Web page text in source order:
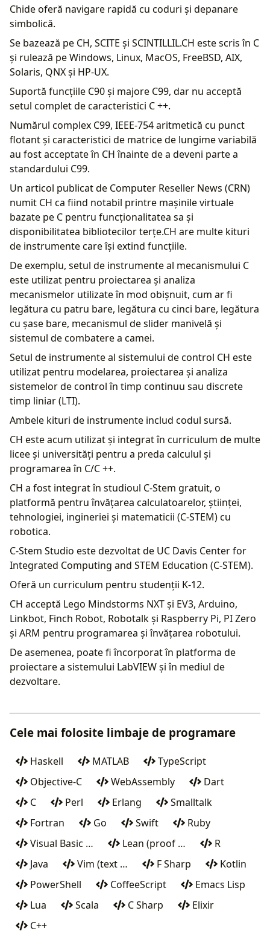
Chide oferă navigare rapidă cu coduri și depanare
simbolică.
Se bazează pe CH, SCITE și SCINTILLIL.CH este scris în C
și rulează pe Windows, Linux, MacOS, FreeBSD, AIX,
Solaris, QNX și HP-UX.
Suportă funcțiile C90 și majore C99, dar nu acceptă
setul complet de caracteristici C ++.
Numărul complex C99, IEEE-754 aritmetică cu punct
flotant și caracteristici de matrice de lungime variabilă
au fost acceptate în CH înainte de a deveni parte a
standardului C99.
Un articol publicat de Computer Reseller News (CRN)
numit CH ca fiind notabil printre mașinile virtuale
bazate pe C pentru funcționalitatea sa și
disponibilitatea bibliotecilor terțe.CH are multe kituri
de instrumente care își extind funcțiile.
De exemplu, setul de instrumente al mecanismului C
este utilizat pentru proiectarea și analiza
mecanismelor utilizate în mod obișnuit, cum ar fi
legătura cu patru bare, legătura cu cinci bare, legătura
cu șase bare, mecanismul de slider manivelă și
sistemul de combatere a camei.
Setul de instrumente al sistemului de control CH este
utilizat pentru modelarea, proiectarea și analiza
sistemelor de control în timp continuu sau discrete
timp liniar (LTI).
Ambele kituri de instrumente includ codul sursă.
CH este acum utilizat și integrat în curriculum de multe
licee și universități pentru a preda calculul și
programarea în C/C ++.
CH a fost integrat în studioul C-Stem gratuit, o
platformă pentru învățarea calculatoarelor, științei,
tehnologiei, ingineriei și matematicii (C-STEM) cu
robotica.
C-Stem Studio este dezvoltat de UC Davis Center for
Integrated Computing and STEM Education (C-STEM).
Oferă un curriculum pentru studenții K-12.
CH acceptă Lego Mindstorms NXT și EV3, Arduino,
Linkbot, Finch Robot, Robotalk și Raspberry Pi, PI Zero
și ARM pentru programarea și învățarea robotului.
De asemenea, poate fi încorporat în platforma de
proiectare a sistemului LabVIEW și în mediul de
dezvoltare.
Cele mai folosite limbaje de programare
Haskell MATLAB
TypeScript
Objective-C
WebAssembly
Dart
C
Perl Erlang
Smalltalk
Fortran
Go Swift
Ruby
Visual Basic …
Lean (proof …
R
Java
Vim (text … F Sharp
Kotlin
PowerShell
CoffeeScript
Emacs Lisp
Lua
Scala C Sharp
Elixir
C++